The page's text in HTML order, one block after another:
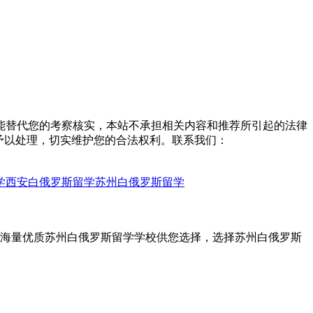
代您的考察核实，本站不承担相关内容和推荐所引起的法律
处理，切实维护您的合法权利。联系我们：
西安白俄罗斯留学苏州白俄罗斯留学
量优质苏州白俄罗斯留学学校供您选择，选择苏州白俄罗斯